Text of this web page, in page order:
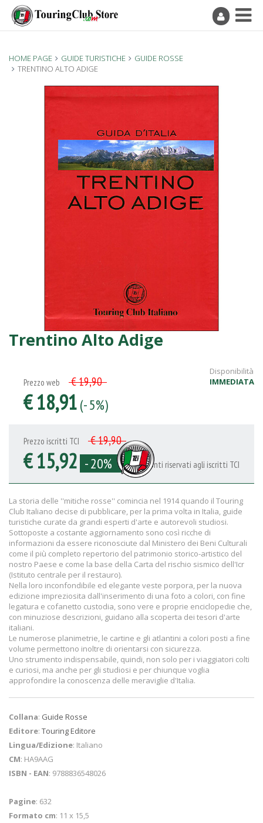
HOME PAGE GUIDE TURISTICHE
GUIDE ROSSE
TRENTINO ALTO ADIGE
Trentino Alto Adige
Disponibilità
IMMEDIATA
Prezzo web € 19,90
€ 18,91(- 5%)
Prezzo iscritti TCI € 19,90
€ 15,92 - 20% Sconti riservati agli iscritti TCI
La storia delle ''mitiche rosse'' comincia nel 1914 quando il Touring
Club Italiano decise di pubblicare, per la prima volta in Italia, guide
turistiche curate da grandi esperti d'arte e autorevoli studiosi.
Sottoposte a costante aggiornamento sono così ricche di
informazioni da essere riconosciute dal Ministero dei Beni Culturali
come il più completo repertorio del patrimonio storico-artistico del
nostro Paese e come la base della Carta del rischio sismico dell'Icr
(Istituto centrale per il restauro).
Nella loro inconfondibile ed elegante veste porpora, per la nuova
edizione impreziosita dall'inserimento di una foto a colori, con fine
legatura e cofanetto custodia, sono vere e proprie enciclopedie che,
con minuziose descrizioni, guidano alla scoperta dei tesori d'arte
italiani.
Le numerose planimetrie, le cartine e gli atlantini a colori posti a fine
volume permettono inoltre di orientarsi con sicurezza.
Uno strumento indispensabile, quindi, non solo per i viaggiatori colti
e curiosi, ma anche per gli studiosi e per chiunque voglia
approfondire la conoscenza delle meraviglie d'Italia.
Collana: Guide Rosse
Editore: Touring Editore
Lingua/Edizione: Italiano
CM: HA9AAG
ISBN - EAN: 9788836548026
Pagine: 632
Formato cm: 11 x 15,5